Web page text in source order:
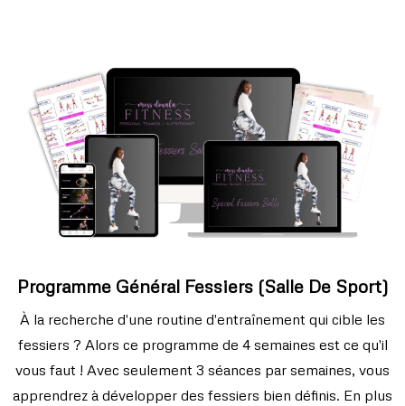
Programme Général Fessiers (salle De Sport)
À la recherche d'une routine d'entraînement qui cible les
fessiers ? Alors ce programme de 4 semaines est ce qu'il
vous faut ! Avec seulement 3 séances par semaines, vous
apprendrez à développer des fessiers bien définis. En plus